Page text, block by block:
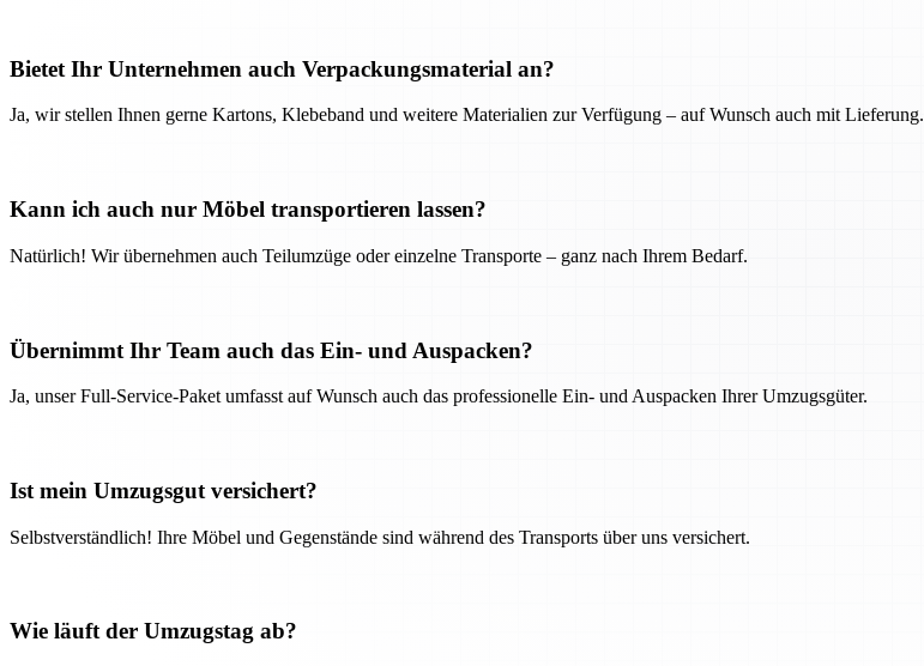
Bietet Ihr Unternehmen auch Verpackungsmaterial an?
Ja, wir stellen Ihnen gerne Kartons, Klebeband und weitere Materialien zur Verfügung – auf Wunsch auch mit Lieferung.
Kann ich auch nur Möbel transportieren lassen?
Natürlich! Wir übernehmen auch Teilumzüge oder einzelne Transporte – ganz nach Ihrem Bedarf.
Übernimmt Ihr Team auch das Ein- und Auspacken?
Ja, unser Full-Service-Paket umfasst auf Wunsch auch das professionelle Ein- und Auspacken Ihrer Umzugsgüter.
Ist mein Umzugsgut versichert?
Selbstverständlich! Ihre Möbel und Gegenstände sind während des Transports über uns versichert.
Wie läuft der Umzugstag ab?